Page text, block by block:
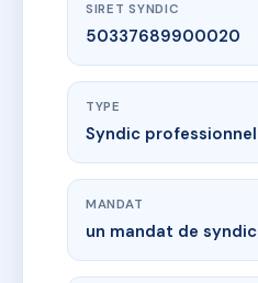
SIRET SYNDIC
50337689900020
TYPE
Syndic professionnel
MANDAT
un mandat de syndic